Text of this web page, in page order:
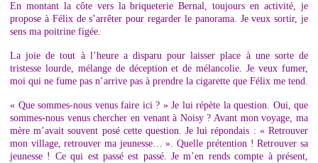
En montant la côte vers la briqueterie Bernal, toujours en activité, je
propose à Félix de s’arrêter pour regarder le panorama. Je veux sortir, je
sens ma poitrine figée.
La joie de tout à l’heure a disparu pour laisser place à une sorte de
tristesse lourde, mélange de déception et de mélancolie. Je veux fumer,
moi qui ne fume pas n’arrive pas à prendre la cigarette que Félix me tend.
« Que sommes-nous venus faire ici ? » Je lui répète la question. Oui, que
sommes-nous venus chercher en venant à Noisy ? Avant mon voyage, ma
mère m’avait souvent posé cette question. Je lui répondais : « Retrouver
mon village, retrouver ma jeunesse… ». Quelle prétention ! Retrouver sa
jeunesse ! Ce qui est passé est passé. Je m’en rends compte à présent,